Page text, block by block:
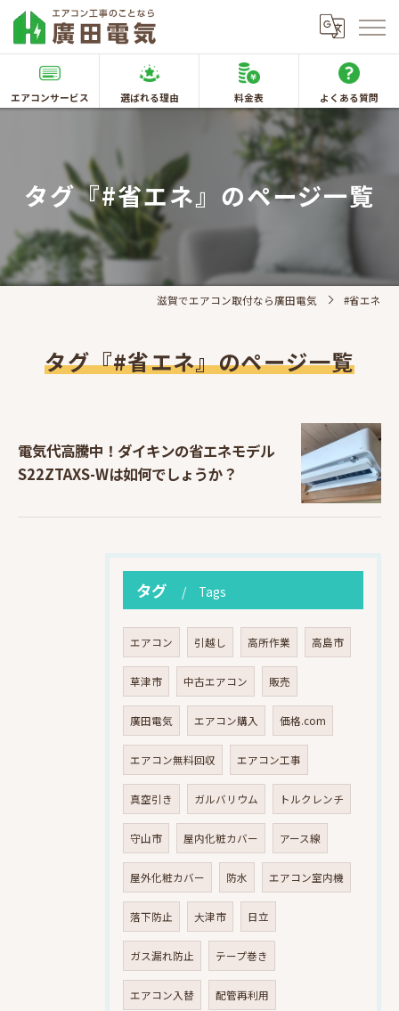
エアコンサービス 選ばれる理由 料金表 よくある質問
タグ『#省エネ』のページ一覧
滋賀でエアコン取付なら廣田電気 #省エネ
タグ『#省エネ』のページ一覧
電気代高騰中！ダイキンの省エネモデル
S22ZTAXS-Wは如何でしょうか？
タグ Tags
エアコン 引越し 高所作業 高島市
草津市 中古エアコン 販売
廣田電気 エアコン購入 価格.com
エアコン無料回収 エアコン工事
真空引き ガルバリウム トルクレンチ
守山市 屋内化粧カバー アース線
屋外化粧カバー 防水 エアコン室内機
落下防止 大津市 日立
ガス漏れ防止 テープ巻き
エアコン入替 配管再利用